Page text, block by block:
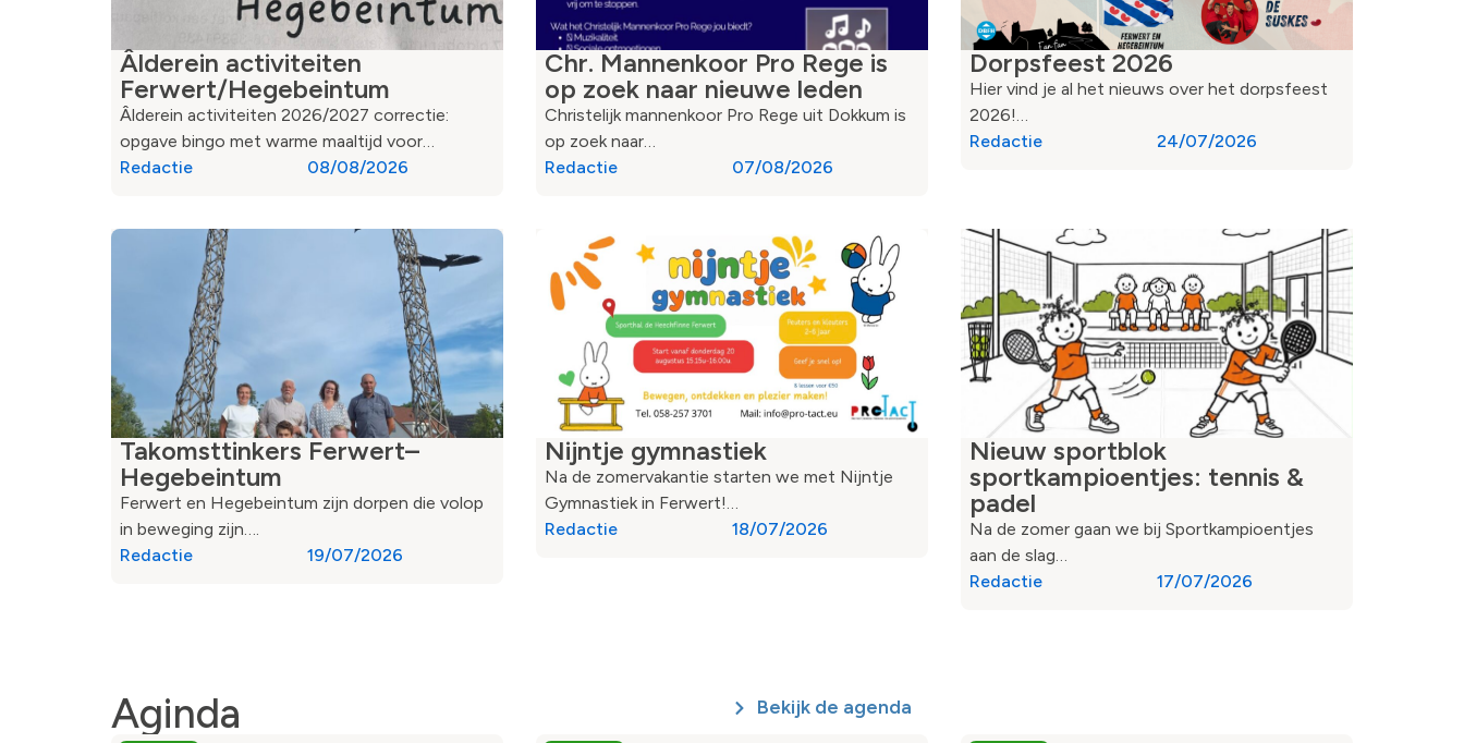
Âlderein activiteiten
Ferwert/Hegebeintum
Âlderein activiteiten 2026/2027 correctie:
opgave bingo met warme maaltijd voor…
Redactie
08/08/2026
Chr. Mannenkoor Pro Rege is
op zoek naar nieuwe leden
Christelijk mannenkoor Pro Rege uit Dokkum is
op zoek naar…
Redactie
07/08/2026
Dorpsfeest 2026
Hier vind je al het nieuws over het dorpsfeest
2026!…
Redactie
24/07/2026
Takomsttinkers Ferwert–
Hegebeintum
Ferwert en Hegebeintum zijn dorpen die volop
in beweging zijn….
Redactie
19/07/2026
Nijntje gymnastiek
Na de zomervakantie starten we met Nijntje
Gymnastiek in Ferwert!…
Redactie
18/07/2026
Nieuw sportblok
sportkampioentjes: tennis &
padel
Na de zomer gaan we bij Sportkampioentjes
aan de slag…
Redactie
17/07/2026
Aginda Bekijk de agenda